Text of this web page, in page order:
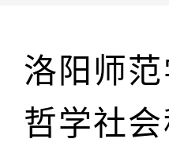
洛阳师
哲学社